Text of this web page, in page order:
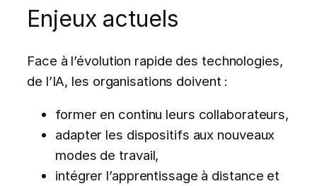
Enjeux actuels
Face à l’évolution rapide des technologies,
de l’IA, les organisations doivent :
former en continu leurs collaborateurs,
adapter les dispositifs aux nouveaux
modes de travail,
intégrer l’apprentissage à distance et